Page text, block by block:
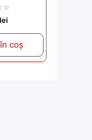
lei
coș